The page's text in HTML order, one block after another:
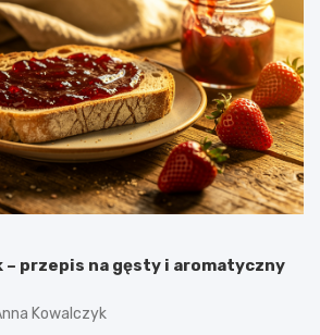
– przepis na gęsty i aromatyczny
Kowalczyk